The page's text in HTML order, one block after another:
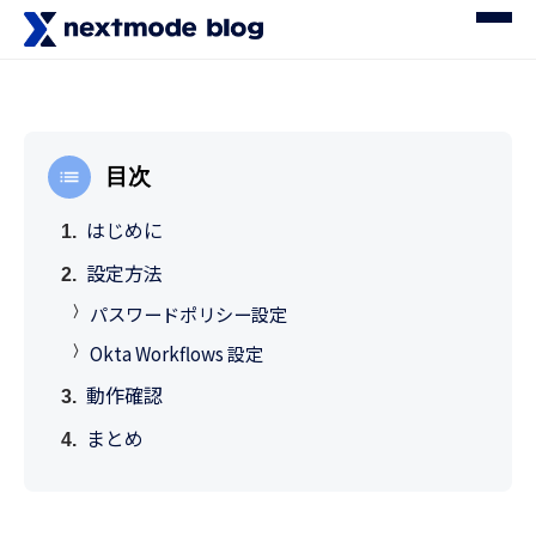
目次
はじめに
設定方法
パスワードポリシー設定
Okta Workflows 設定
動作確認
まとめ